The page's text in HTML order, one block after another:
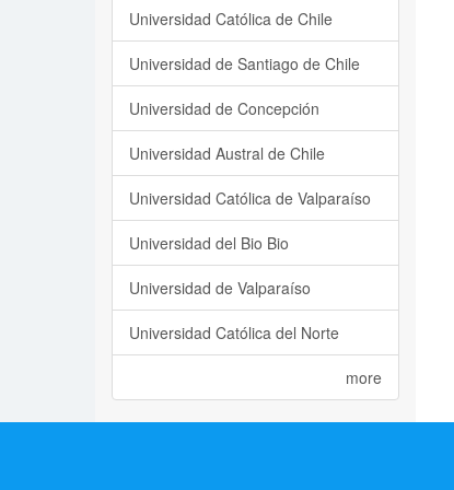
Universidad Católica de Chile
Universidad de Santiago de Chile
Universidad de Concepción
Universidad Austral de Chile
Universidad Católica de Valparaíso
Universidad del Bio Bio
Universidad de Valparaíso
Universidad Católica del Norte
more